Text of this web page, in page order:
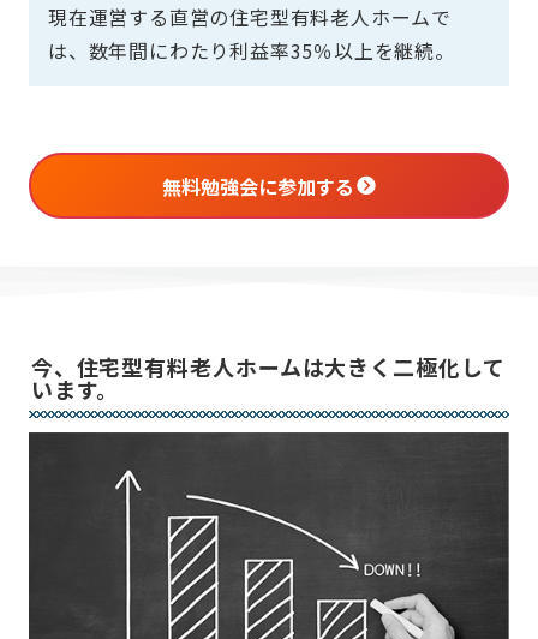
現在運営する直営の住宅型有料老人ホームで
は、数年間にわたり利益率35％以上を継続。
無料勉強会に参加する
今、住宅型有料老人ホームは大きく二極化して
います。